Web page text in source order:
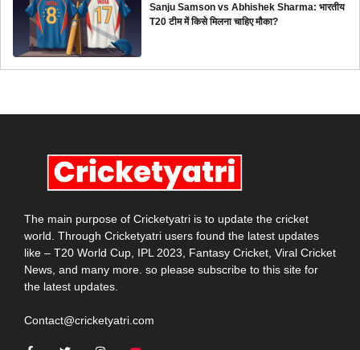
Sanju Samson vs Abhishek Sharma: भारतीय
T20 टीम में किसे मिलना चाहिए मौका?
The main purpose of Cricketyatri is to update the cricket
world. Through Cricketyatri users found the latest updates
like – T20 World Cup, IPL 2023, Fantasy Cricket, Viral Cricket
News, and many more. so please subscribe to this site for
the latest updates.
Contact@cricketyatri.com